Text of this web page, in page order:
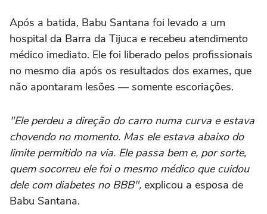
Após a batida, Babu Santana foi levado a um
hospital da Barra da Tijuca e recebeu atendimento
médico imediato. Ele foi liberado pelos profissionais
no mesmo dia após os resultados dos exames, que
não apontaram lesões — somente escoriações.
"Ele perdeu a direção do carro numa curva e estava
chovendo no momento. Mas ele estava abaixo do
limite permitido na via. Ele passa bem e, por sorte,
quem socorreu ele foi o mesmo médico que cuidou
dele com diabetes no BBB", explicou a esposa de
Babu Santana.